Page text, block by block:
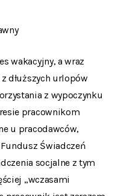
wakacyjny, a wraz
dłuższych urlopów
z wypoczynku
pracownikom
u pracodawców,
Świadczeń
socjalne z tym
„wczasami